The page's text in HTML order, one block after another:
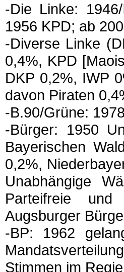
-Die Linke:
1956 KPD; ab
-Diverse Linke
0,4%, KPD
DKP 0,2%, IWP
davon Piraten
-B.90/Grüne:
-Bürger: 1950
Bayerischen
0,2%,
Unabhängige
Parteifreie
Augsburger
-BP: 1962
Stimmen im